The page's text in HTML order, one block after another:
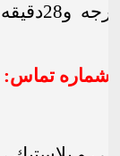
شماره تماس: